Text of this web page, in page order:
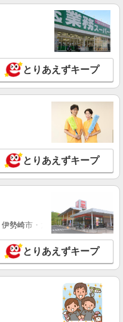
とりあえずキープ
とりあえずキープ
勢崎市・太田市・館林市・藤
とりあえずキープ